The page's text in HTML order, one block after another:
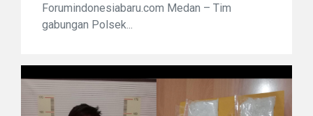
Forumindonesiabaru.com Medan – Tim
gabungan Polsek...